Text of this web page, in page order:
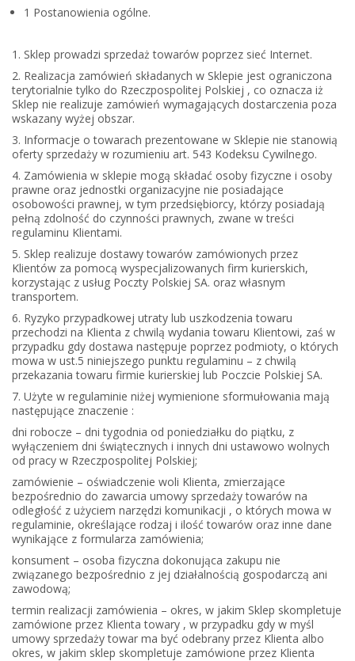
1 Postanowienia ogólne.
1. Sklep prowadzi sprzedaż towarów poprzez sieć Internet.
2. Realizacja zamówień składanych w Sklepie jest ograniczona
terytorialnie tylko do Rzeczpospolitej Polskiej , co oznacza iż
Sklep nie realizuje zamówień wymagających dostarczenia poza
wskazany wyżej obszar.
3. Informacje o towarach prezentowane w Sklepie nie stanowią
oferty sprzedaży w rozumieniu art. 543 Kodeksu Cywilnego.
4. Zamówienia w sklepie mogą składać osoby fizyczne i osoby
prawne oraz jednostki organizacyjne nie posiadające
osobowości prawnej, w tym przedsiębiorcy, którzy posiadają
pełną zdolność do czynności prawnych, zwane w treści
regulaminu Klientami.
5. Sklep realizuje dostawy towarów zamówionych przez
Klientów za pomocą wyspecjalizowanych firm kurierskich,
korzystając z usług Poczty Polskiej SA. oraz własnym
transportem.
6. Ryzyko przypadkowej utraty lub uszkodzenia towaru
przechodzi na Klienta z chwilą wydania towaru Klientowi, zaś w
przypadku gdy dostawa następuje poprzez podmioty, o których
mowa w ust.5 niniejszego punktu regulaminu – z chwilą
przekazania towaru firmie kurierskiej lub Poczcie Polskiej SA.
7. Użyte w regulaminie niżej wymienione sformułowania mają
następujące znaczenie :
dni robocze – dni tygodnia od poniedziałku do piątku, z
wyłączeniem dni świątecznych i innych dni ustawowo wolnych
od pracy w Rzeczpospolitej Polskiej;
zamówienie – oświadczenie woli Klienta, zmierzające
bezpośrednio do zawarcia umowy sprzedaży towarów na
odległość z użyciem narzędzi komunikacji , o których mowa w
regulaminie, określające rodzaj i ilość towarów oraz inne dane
wynikające z formularza zamówienia;
konsument – osoba fizyczna dokonująca zakupu nie
związanego bezpośrednio z jej działalnością gospodarczą ani
zawodową;
termin realizacji zamówienia – okres, w jakim Sklep skompletuje
zamówione przez Klienta towary , w przypadku gdy w myśl
umowy sprzedaży towar ma być odebrany przez Klienta albo
okres, w jakim sklep skompletuje zamówione przez Klienta